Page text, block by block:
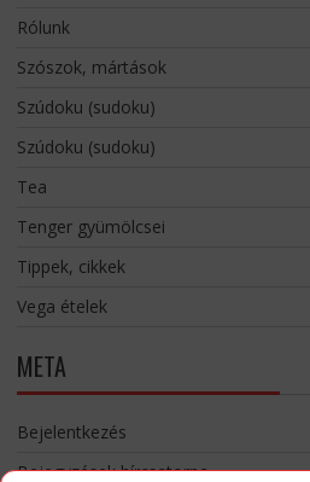
Rólunk
Szószok, mártások
Szúdoku (sudoku)
Szúdoku (sudoku)
Tea
Tenger gyümölcsei
Tippek, cikkek
Vega ételek
META
Bejelentkezés
Bejegyzések hírcsatorna